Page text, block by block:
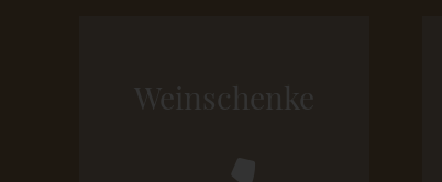
Weinschenke